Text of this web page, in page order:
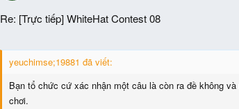
Re: [Trực tiếp] WhiteHat Contest 08
yeuchimse;19881 đã viết:
Bạn tổ chức cứ xác nhận một câu là còn ra đề không
chơi.